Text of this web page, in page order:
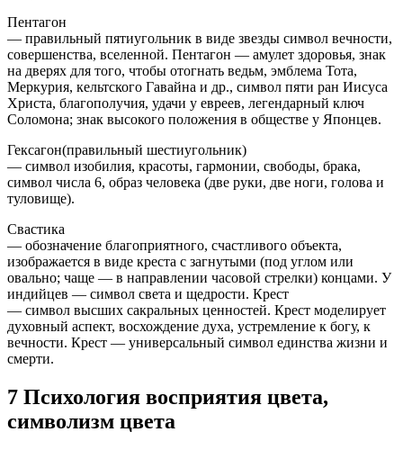
Пентагон
— правильный пятиугольник в виде звезды символ вечности,
совершенства, вселенной. Пентагон — амулет здоровья, знак
на дверях для того, чтобы отогнать ведьм, эмблема Тота,
Меркурия, кельтского Гавайна и др., символ пяти ран Иисуса
Христа, благополучия, удачи у евреев, легендарный ключ
Соломона; знак высокого положения в обществе у Японцев.
Гексагон(правильный шестиугольник)
— символ изобилия, красоты, гармонии, свободы, брака,
символ числа 6, образ человека (две руки, две ноги, голова и
туловище).
Свастика
— обозначение благоприятного, счастливого объекта,
изображается в виде креста с загнутыми (под углом или
овально; чаще — в направлении часовой стрелки) концами. У
индийцев — символ света и щедрости. Крест
— символ высших сакральных ценностей. Крест моделирует
духовный аспект, восхождение духа, устремление к богу, к
вечности. Крест — универсальный символ единства жизни и
смерти.
7 Психология восприятия цвета,
символизм цвета